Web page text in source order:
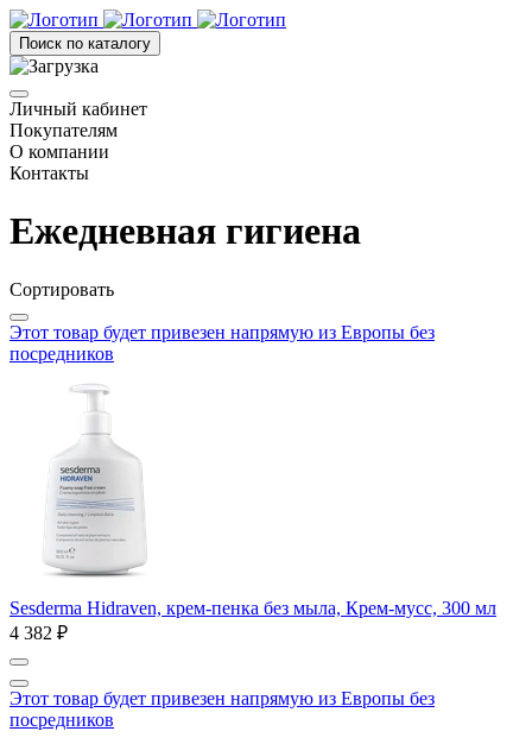
Поиск по каталогу
Личный кабинет
Покупателям
О компании
Контакты
Ежедневная гигиена
Сортировать
Этот товар будет привезен напрямую из Европы без
посредников
Sesderma Hidraven, крем-пенка без мыла, Крем-мусс, 300 мл
4 382 ₽
Этот товар будет привезен напрямую из Европы без
посредников